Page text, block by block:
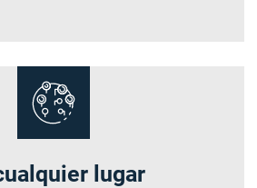
lugar